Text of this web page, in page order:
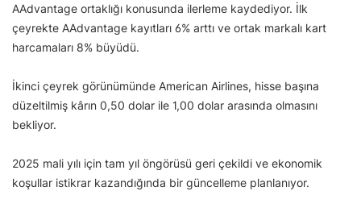
AAdvantage ortaklığı konusunda ilerleme kaydediyor. İlk
çeyrekte AAdvantage kayıtları 6% arttı ve ortak markalı kart
harcamaları 8% büyüdü.
İkinci çeyrek görünümünde American Airlines, hisse başına
düzeltilmiş kârın 0,50 dolar ile 1,00 dolar arasında olmasını
bekliyor.
2025 mali yılı için tam yıl öngörüsü geri çekildi ve ekonomik
koşullar istikrar kazandığında bir güncelleme planlanıyor.